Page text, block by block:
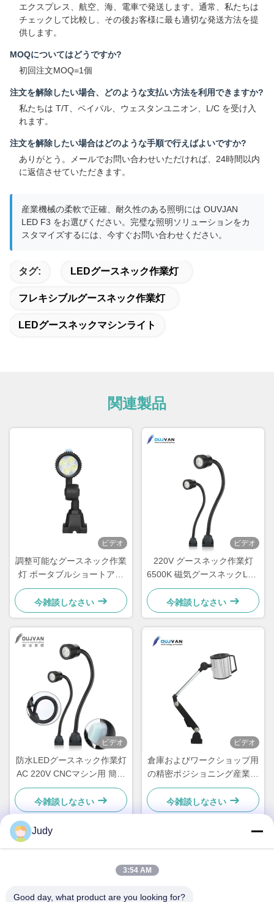
エクスプレス、航空、海、電車で発送します。通常、私たちは
チェックして比較し、その後お客様に最も適切な発送方法を提
供します。
MOQについてはどうですか?
初回注文MOQ=1個
注文を解除したい場合、どのような支払い方法を利用できますか?
私たちは T/T、ペイパル、ウェスタンユニオン、L/C を受け入
れます。
注文を解除したい場合はどのような手順で行えばよいですか?
ありがとう。メールでお問い合わせいただければ、24時間以内
に返信させていただきます。
産業機械の柔軟で正確、耐久性のある照明には OUVJAN
LED F3 をお選びください。完璧な照明ソリューションをカ
スタマイズするには、今すぐお問い合わせください。
タグ: LEDグースネック作業灯
フレキシブルグースネック作業灯
LEDグースネックマシンライト
関連製品
ビデオ
調整可能なグースネック作業
灯 ポータブルショートアー
ムLED工作機械ライト
今雑談しなさい
ビデオ
220V グースネック作業灯
6500K 磁気グースネックLED
ライト IP67定格
今雑談しなさい
ビデオ
防水LEDグースネック作業灯
AC 220V CNCマシン用 簡単
設置
今雑談しなさい
ビデオ
倉庫およびワークショップ用
の精密ポジショニング産業用
LED IP65スイングアーム作
業灯
今雑談しなさい
住所
Judy
3:54 AM
Good day, what product are you looking for?